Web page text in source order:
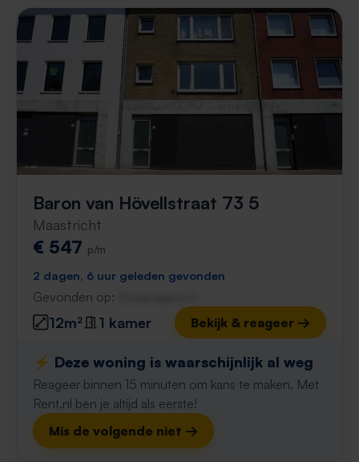
Baron van Hövellstraat 73 5
Maastricht
€ 547 p/m
2 dagen, 6 uur geleden gevonden
Gevonden op:
12m² 1 kamer Bekijk & reageer →
⚡️ Deze woning is waarschijnlijk al weg
Reageer binnen 15 minuten om kans te maken. Met
Rent.nl ben je altijd als eerste!
Mis de volgende niet →